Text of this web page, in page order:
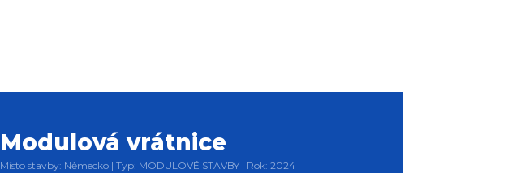
Modulová vrátnice
Místo stavby: Německo | Typ: MODULOVÉ STAVBY | Rok: 2024